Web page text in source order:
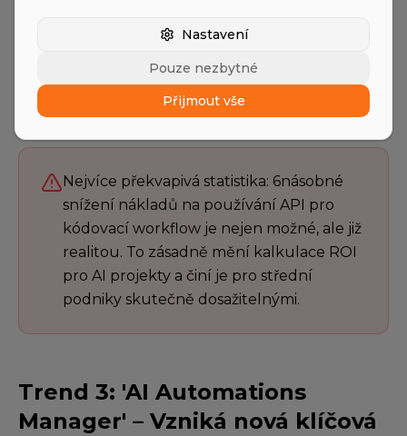
Demokratizace AI se neodehrává jen v
nákladech. To je skutečná zpráva pro střední
podniky.
Nejvíce překvapivá statistika: 6násobné
snížení nákladů na používání API pro
kódovací workflow je nejen možné, ale již
realitou. To zásadně mění kalkulace ROI
pro AI projekty a činí je pro střední
podniky skutečně dosažitelnými.
Trend 3: 'AI Automations
Manager' – Vzniká nová klíčová
Nastavení
Pouze nezbytné
Přijmout vše